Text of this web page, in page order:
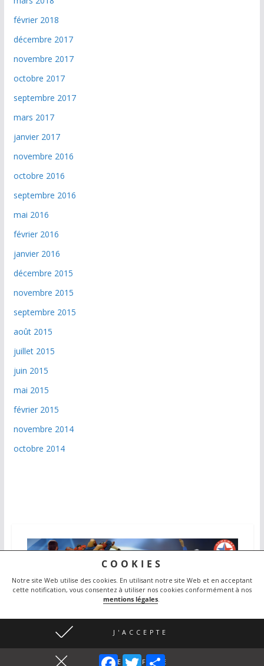
COOKIES
Notre site Web utilise des cookies. En utilisant notre site Web et en acceptant
cette notification, vous consentez à utiliser nos cookies conformément à nos
mentions légales.
J'ACCEPTE
JE REFUSE
février 2018
décembre 2017
novembre 2017
octobre 2017
septembre 2017
mars 2017
janvier 2017
novembre 2016
octobre 2016
septembre 2016
mai 2016
février 2016
janvier 2016
décembre 2015
novembre 2015
septembre 2015
août 2015
juillet 2015
juin 2015
mai 2015
février 2015
novembre 2014
octobre 2014
Copyright © 2026 Judo Athlétic Poussanais
réservés.
ColorMag par ThemeGrill. Propulsé par
F T P